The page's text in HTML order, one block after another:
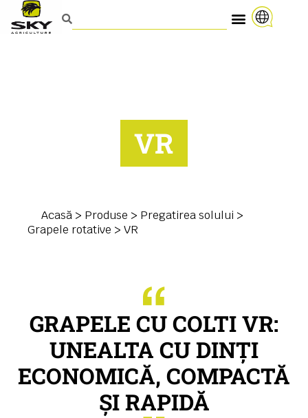
VR
Acasă > Produse > Pregatirea solului >
Grapele rotative > VR
GRAPELE CU COLTI VR:
UNEALTA CU DINȚI
ECONOMICĂ, COMPACTĂ
ȘI RAPIDĂ